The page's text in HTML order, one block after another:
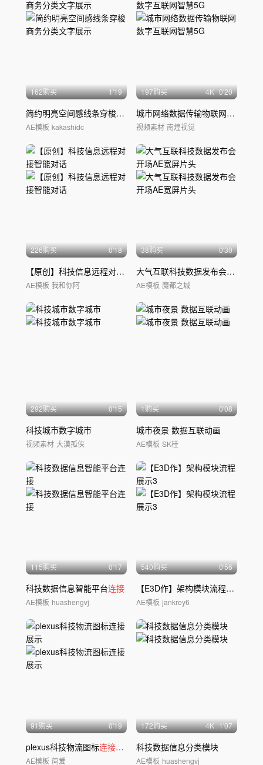
162购买 1'19
简约明亮空间感线条穿梭商务分类文字展示
AE模板 kakashidc
197购买 4K 0'20
城市网络数据传输物联网数字互联网智慧5G
视频素材 南煌视觉
226购买 0'18
【原创】科技信息远程对
接 智能对话
AE模板 我和你阿
38购买 0'30
大气互联科技数据发布会开场AE宽屏片头
AE模板 魔都之城
292购买 0'15
科技城市数字城市
视频素材 大漠孤侠
1购买 0'08
城市夜景 数据互联动画
AE模板 SK桂
115购买 0'17
科技数据信息智能平台连接
AE模板 huashengvj
540购买 0'56
【E3D作】架构模块流程展示3
AE模板 jankrey6
91购买 0'19
plexus科技物流图标连接展示
AE模板 简爱
172购买 4K 1'07
科技数据信息分类模块
AE模板 huashengvj